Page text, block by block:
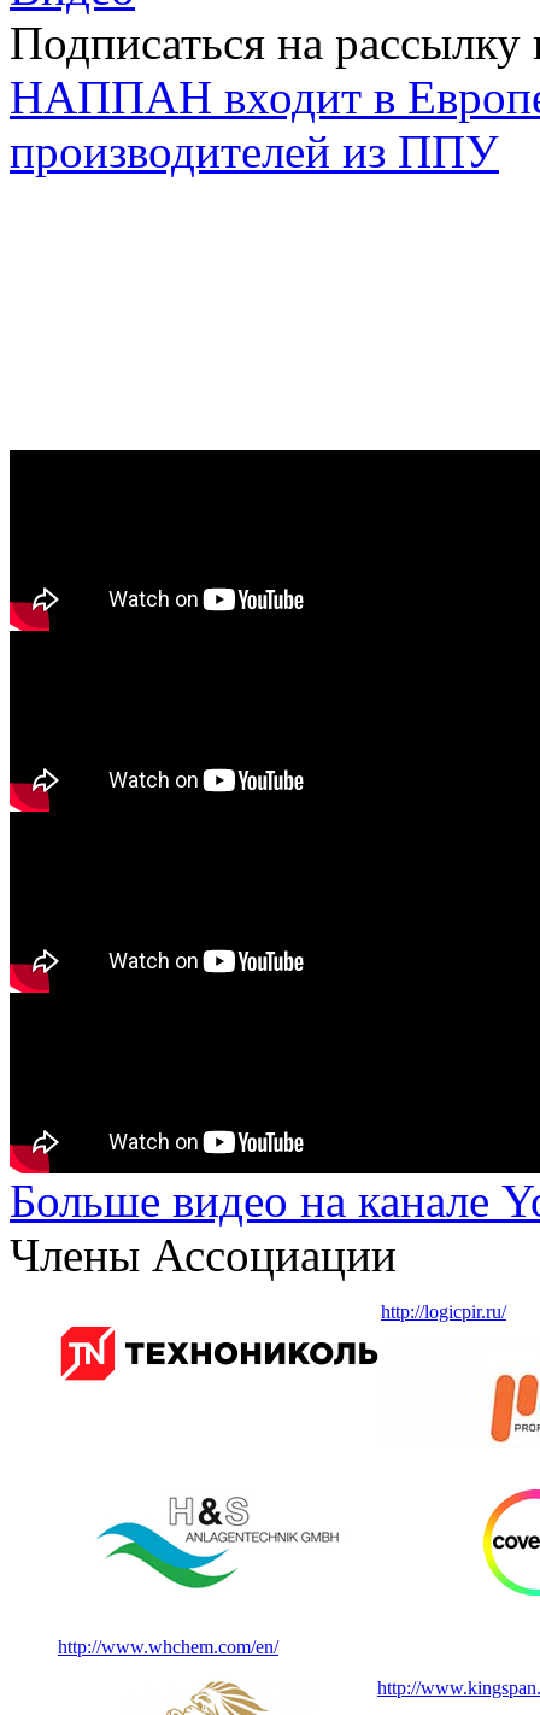
Подписаться на рассылку
НАППАН входит в
производителей из ППУ
Больше видео на канале
Члены Ассоциации
http://logicpir.ru/
http://www.whchem.com/en/
http://